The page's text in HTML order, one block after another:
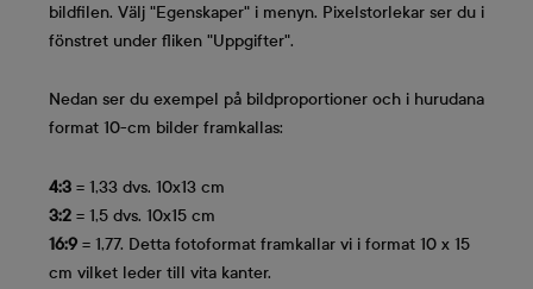
bildfilen. Välj "Egenskaper" i menyn. Pixelstorlekar ser du i
fönstret under fliken "Uppgifter".
Nedan ser du exempel på bildproportioner och i hurudana
format 10-cm bilder framkallas:
4:3 = 1,33 dvs. 10x13 cm
3:2 = 1,5 dvs. 10x15 cm
16:9 = 1,77. Detta fotoformat framkallar vi i format 10 x 15
cm vilket leder till vita kanter.